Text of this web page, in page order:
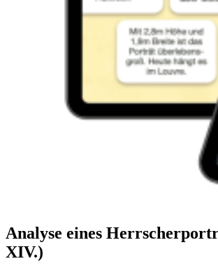
Analyse eines
XIV.)